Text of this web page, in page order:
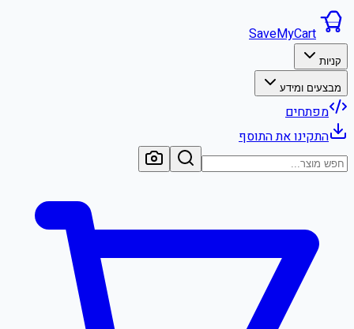
SaveMyCart
קניות
מבצעים ומידע
מפתחים
התקינו את התוסף